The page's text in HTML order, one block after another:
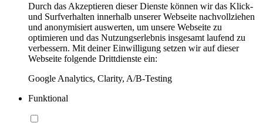
Durch das Akzeptieren dieser Dienste können wir das Klick-
und Surfverhalten innerhalb unserer Webseite nachvollziehen
und anonymisiert auswerten, um unsere Webseite zu
optimieren und das Nutzungserlebnis insgesamt laufend zu
verbessern. Mit deiner Einwilligung setzen wir auf dieser
Webseite folgende Drittdienste ein:
Google Analytics, Clarity, A/B-Testing
Funktional